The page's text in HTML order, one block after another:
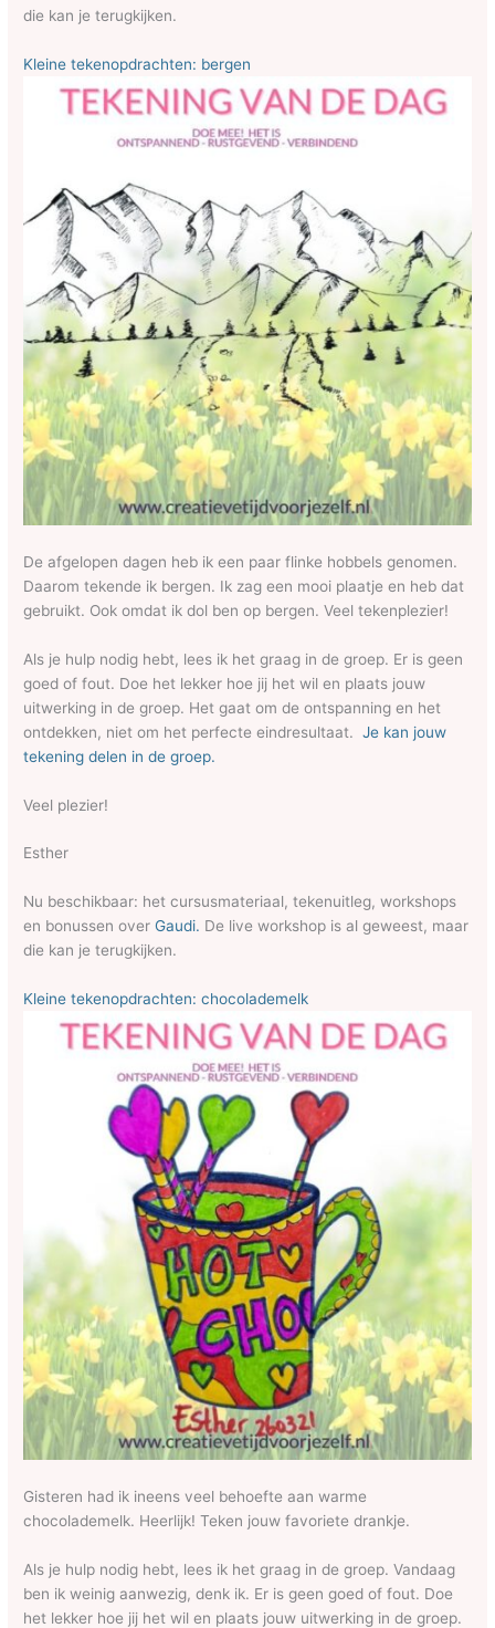
die kan je terugkijken.
Kleine tekenopdrachten: bergen
De afgelopen dagen heb ik een paar flinke hobbels genomen.
Daarom tekende ik bergen. Ik zag een mooi plaatje en heb dat
gebruikt. Ook omdat ik dol ben op bergen. Veel tekenplezier!
Als je hulp nodig hebt, lees ik het graag in de groep. Er is geen
goed of fout. Doe het lekker hoe jij het wil en plaats jouw
uitwerking in de groep. Het gaat om de ontspanning en het
ontdekken, niet om het perfecte eindresultaat. Je kan jouw
tekening delen in de groep.
Veel plezier!
Esther
Nu beschikbaar: het cursusmateriaal, tekenuitleg, workshops
en bonussen overGaudi. De live workshop is al geweest, maar
die kan je terugkijken.
Kleine tekenopdrachten: chocolademelk
Gisteren had ik ineens veel behoefte aan warme
chocolademelk. Heerlijk! Teken jouw favoriete drankje.
Als je hulp nodig hebt, lees ik het graag in de groep. Vandaag
ben ik weinig aanwezig, denk ik. Er is geen goed of fout. Doe
het lekker hoe jij het wil en plaats jouw uitwerking in de groep.